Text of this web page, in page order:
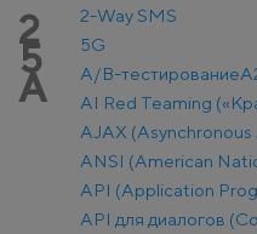
2 2-Way SMS
5 5G
A A/B-тестирование
AI Red Teaming
AJAX
ANSI (American
API (Application
API для диалогов